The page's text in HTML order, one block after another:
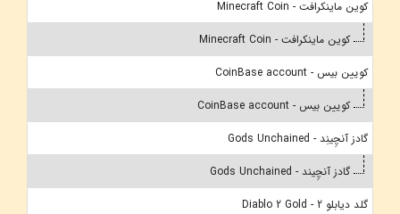
کوین ماینکرافت - Minecraft Coin
کوین ماینکرافت - Minecraft Coin
کویین بیس - CoinBase account
کویین بیس - CoinBase account
گادز آنچِینِد - Gods Unchained
گادز آنچِیند - Gods Unchained
گلد دیابلو 2 - Diablo 2 Gold